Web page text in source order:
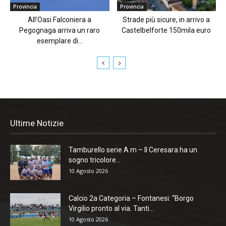
Provincia
All’Oasi Falconiera a
Pegognaga arriva un raro
esemplare di...
Provincia
Strade più sicure, in arrivo a
Castelbelforte 150mila euro
Ultime Notizie
Tamburello serie A m – Il Ceresara ha un
sogno tricolore...
10 Agosto 2026
Calcio 2a Categoria – Fontanesi: “Borgo
Virgilio pronto al via. Tanti...
10 Agosto 2026